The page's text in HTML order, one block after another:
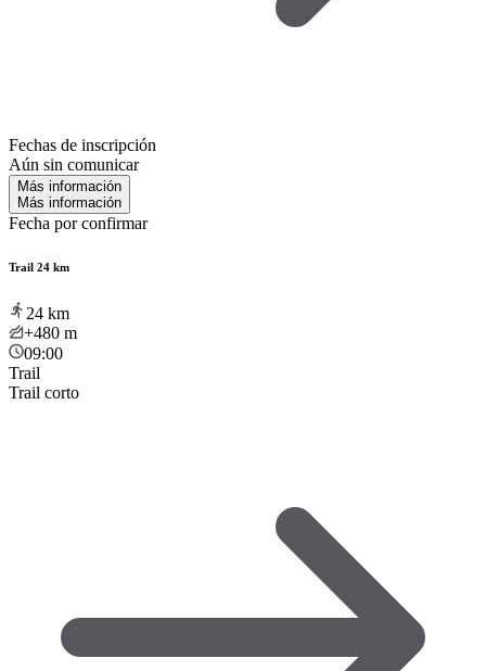
Fechas de inscripción
Aún sin comunicar
Más información
Más información
Fecha por confirmar
Trail 24 km
24 km
+480 m
09:00
Trail
Trail corto